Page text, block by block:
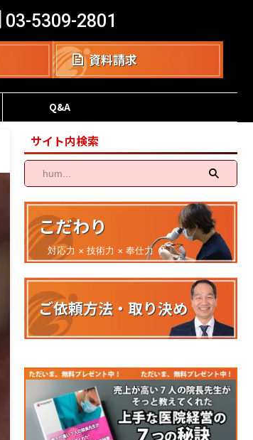
03-5309-2801
資料請求
Q&A
サイト内検索
こだわり
対応力 × 技術力 × 奉仕力
ご依頼方法・取り決め